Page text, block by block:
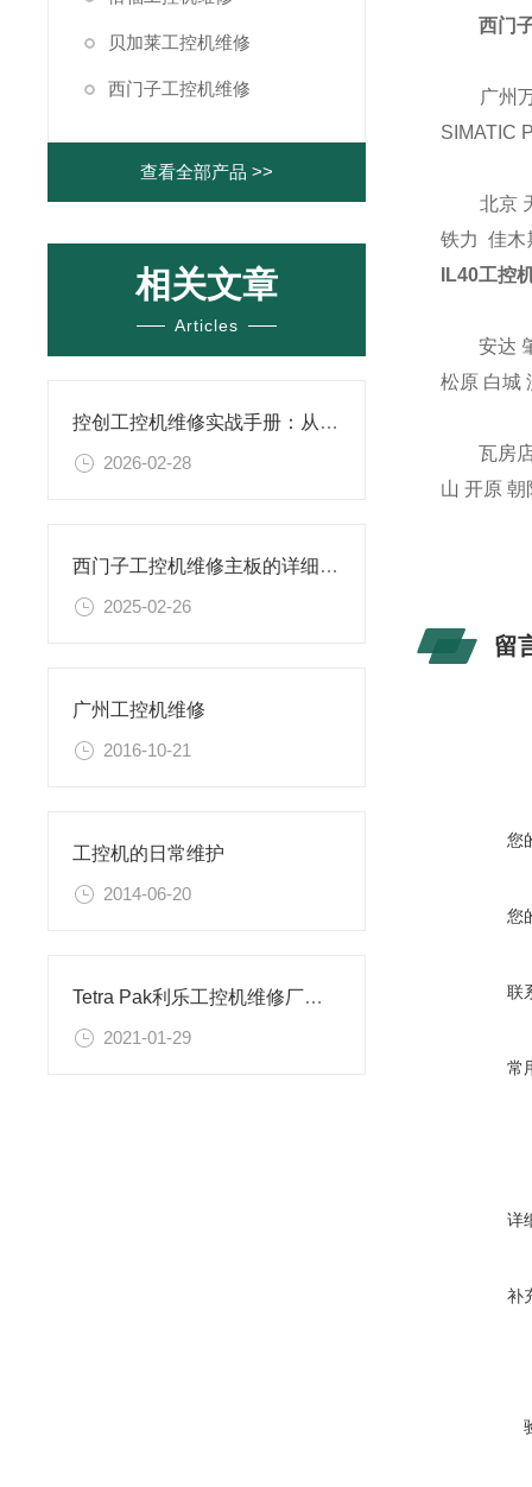
贝加莱工控机维修
西门子工控机维修
查看全部产品 >>
相关文章
Articles
控创工控机维修实战手册：从开机自检异常到系统恢复全流程解析
2026-02-28
西门子工控机维修主板的详细步骤与要点
2025-02-26
广州工控机维修
2016-10-21
工控机的日常维护
2014-06-20
Tetra Pak利乐工控机维修厂家分析
2021-01-29
西门
广州万
SIMATIC
北京 天
铁力 佳木
IL40工控
安达 肇
松原 白城
瓦房店
山 开原
留
您
您
联
常
详
补